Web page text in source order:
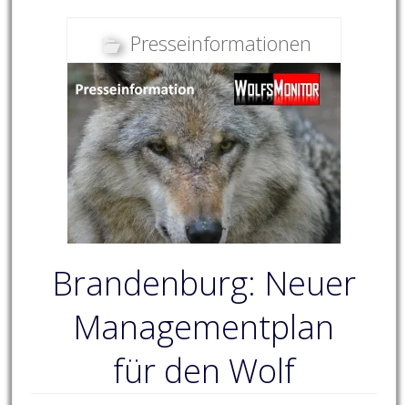
Presseinformationen
Brandenburg: Neuer
Managementplan
für den Wolf